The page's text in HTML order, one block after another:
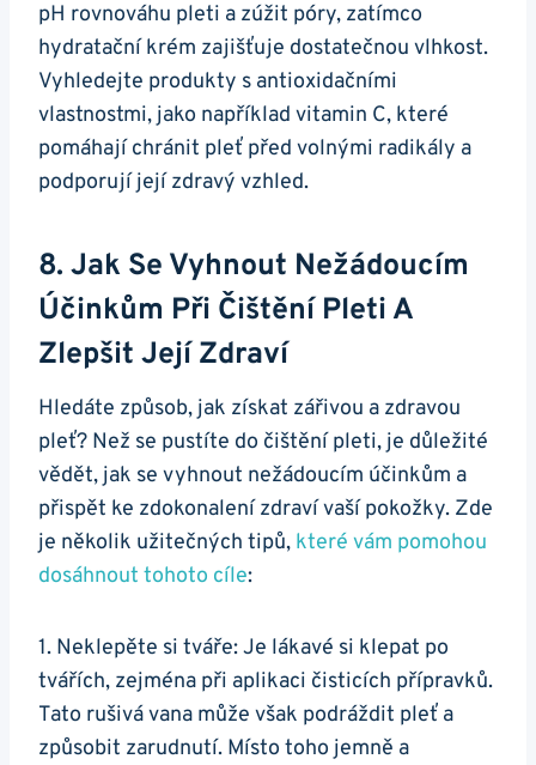
pH ‍rovnováhu pleti ‍a zúžit póry,⁤ zatímco ​
hydratační ⁤krém ‌zajišťuje dostatečnou vlhkost.
Vyhledejte produkty⁣ s⁣ antioxidačními
vlastnostmi,⁢ jako například vitamin⁤ C, které
pomáhají ⁤chránit pleť ‍před ​volnými ‍radikály‍ a
podporují její zdravý vzhled.
8. Jak Se ‍vyhnout Nežádoucím⁢
Účinkům ⁢při Čištění ⁣pleti A
Zlepšit ‍její Zdraví
Hledáte způsob, jak získat zářivou a zdravou
pleť? Než se⁢ pustíte do ⁤čištění pleti, je ​důležité
vědět, jak se vyhnout‌ nežádoucím účinkům a
přispět ke zdokonalení‌ zdraví vaší⁢ pokožky. ​Zde
je ⁤několik užitečných tipů, které vám pomohou⁤
dosáhnout tohoto cíle:
1. Neklepěte si ​tváře: Je lákavé si klepat po
tvářích, zejména ‍při ​aplikaci čisticích⁤ přípravků.
Tato ​rušivá vana může však podráždit pleť a
způsobit zarudnutí. Místo toho jemně ⁣a